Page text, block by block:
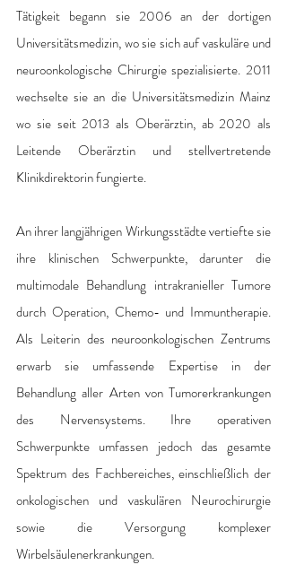
Tätigkeit begann sie 2006 an der dortigen
Universitätsmedizin, wo sie sich auf vaskuläre und
neuroonkologische Chirurgie spezialisierte. 2011
wechselte sie an die Universitätsmedizin Mainz
wo sie seit 2013 als Oberärztin, ab 2020 als
Leitende Oberärztin und stellvertretende
Klinikdirektorin fungierte.
An ihrer langjährigen Wirkungsstädte vertiefte sie
ihre klinischen Schwerpunkte, darunter die
multimodale Behandlung intrakranieller Tumore
durch Operation, Chemo- und Immuntherapie.
Als Leiterin des neuroonkologischen Zentrums
erwarb sie umfassende Expertise in der
Behandlung aller Arten von Tumorerkrankungen
des Nervensystems. Ihre operativen
Schwerpunkte umfassen jedoch das gesamte
Spektrum des Fachbereiches, einschließlich der
onkologischen und vaskulären Neurochirurgie
sowie die Versorgung komplexer
Wirbelsäulenerkrankungen.